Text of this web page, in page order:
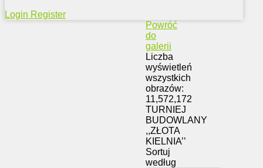
Login Register
Powróć
do
galerii
Liczba
wyświetleń
wszystkich
obrazów:
11,572,172
TURNIEJ
BUDOWLANY
,,ZŁOTA
KIELNIA’’
Sortuj
według